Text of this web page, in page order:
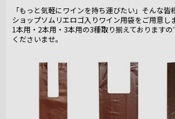
「もっと気軽にワインを持ち運びたい」そんな
ショップソムリエロゴ入りワイン用袋をご用意し
1本用・2本用・3本用の3種取り揃えております
くださいませ。